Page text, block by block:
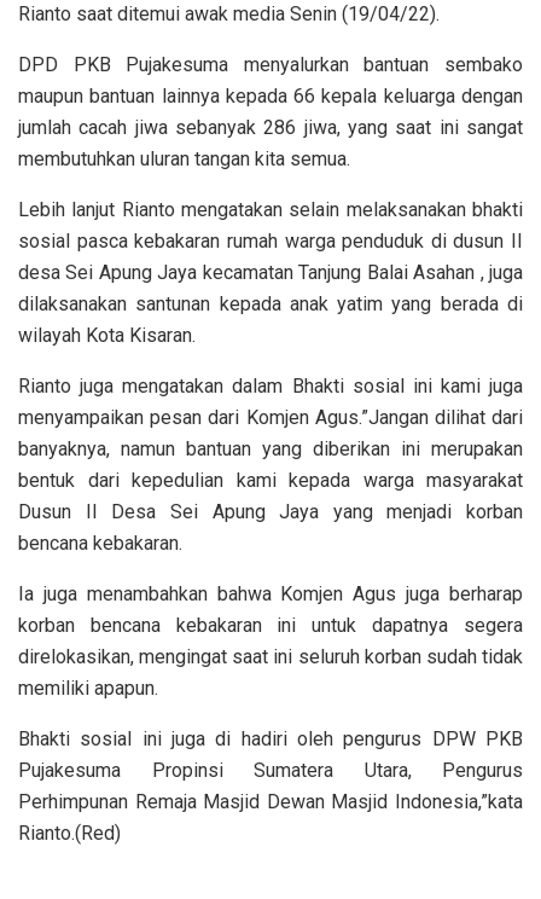
Rianto saat ditemui awak media Senin (19/04/22).
DPD PKB Pujakesuma menyalurkan bantuan sembako
maupun bantuan lainnya kepada 66 kepala keluarga dengan
jumlah cacah jiwa sebanyak 286 jiwa, yang saat ini sangat
membutuhkan uluran tangan kita semua.
Lebih lanjut Rianto mengatakan selain melaksanakan bhakti
sosial pasca kebakaran rumah warga penduduk di dusun II
desa Sei Apung Jaya kecamatan Tanjung Balai Asahan , juga
dilaksanakan santunan kepada anak yatim yang berada di
wilayah Kota Kisaran.
Rianto juga mengatakan dalam Bhakti sosial ini kami juga
menyampaikan pesan dari Komjen Agus.”Jangan dilihat dari
banyaknya, namun bantuan yang diberikan ini merupakan
bentuk dari kepedulian kami kepada warga masyarakat
Dusun II Desa Sei Apung Jaya yang menjadi korban
bencana kebakaran.
Ia juga menambahkan bahwa Komjen Agus juga berharap
korban bencana kebakaran ini untuk dapatnya segera
direlokasikan, mengingat saat ini seluruh korban sudah tidak
memiliki apapun.
Bhakti sosial ini juga di hadiri oleh pengurus DPW PKB
Pujakesuma Propinsi Sumatera Utara, Pengurus
Perhimpunan Remaja Masjid Dewan Masjid Indonesia,”kata
Rianto.(Red)